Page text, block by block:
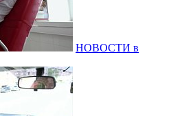
НОВОСТИ в